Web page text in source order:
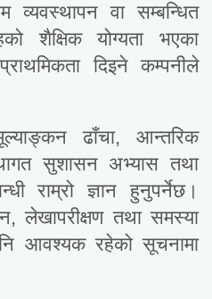
व्यवस्थापन वा सम्बन्धित
शैक्षिक योग्यता भएका
दिइने कम्पनीले
ढाँचा, आन्तरिक
सुशासन अभ्यास तथा
राम्रो ज्ञान हुनुपर्नेछ।
लेखापरीक्षण तथा समस्या
आवश्यक रहेको सूचनामा